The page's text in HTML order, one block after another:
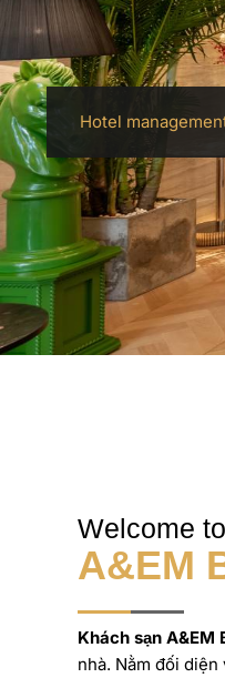
Hotel
Welcome to
A&EM
Khách sạn A&EM
nhà. Nằm đối